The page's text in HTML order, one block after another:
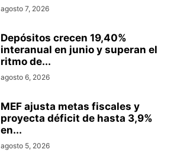
agosto 7, 2026
Depósitos crecen 19,40%
interanual en junio y superan el
ritmo de...
agosto 6, 2026
MEF ajusta metas fiscales y
proyecta déficit de hasta 3,9%
en...
agosto 5, 2026